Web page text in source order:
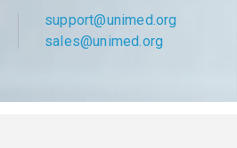
support@unimed.org
sales@unimed.org